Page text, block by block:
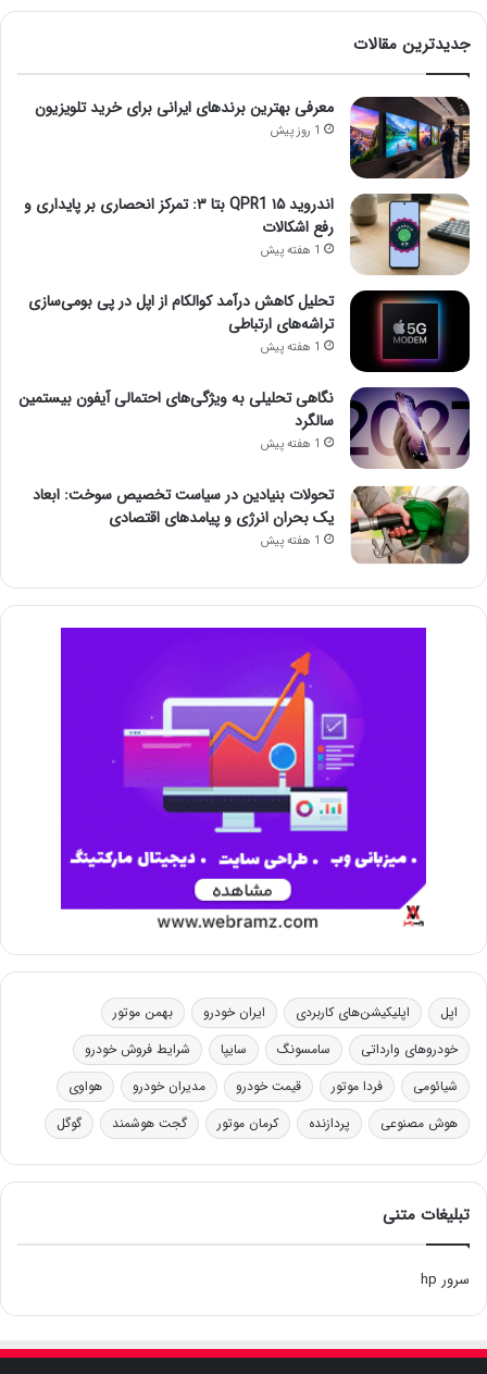
جدیدترین مقالات
معرفی بهترین برندهای ایرانی برای خرید تلویزیون
1 روز پیش
اندروید ۱۵ QPR1 بتا ۳: تمرکز انحصاری بر پایداری و
رفع اشکالات
1 هفته پیش
تحلیل کاهش درآمد کوالکام از اپل در پی بومی‌سازی
تراشه‌های ارتباطی
1 هفته پیش
نگاهی تحلیلی به ویژگی‌های احتمالی آیفون بیستمین
سالگرد
1 هفته پیش
تحولات بنیادین در سیاست تخصیص سوخت: ابعاد
یک بحران انرژی و پیامدهای اقتصادی
1 هفته پیش
اپل اپلیکیشن‌های کاربردی ایران خودرو
بهمن موتور
خودروهای وارداتی
سامسونگ سایپا
شرایط فروش خودرو
شیائومی
فردا موتور قیمت خودرو مدیران خودرو
هواوی
هوش مصنوعی
پردازنده کرمان موتور گجت هوشمند گوگل
تبلیغات متنی
سرور hp